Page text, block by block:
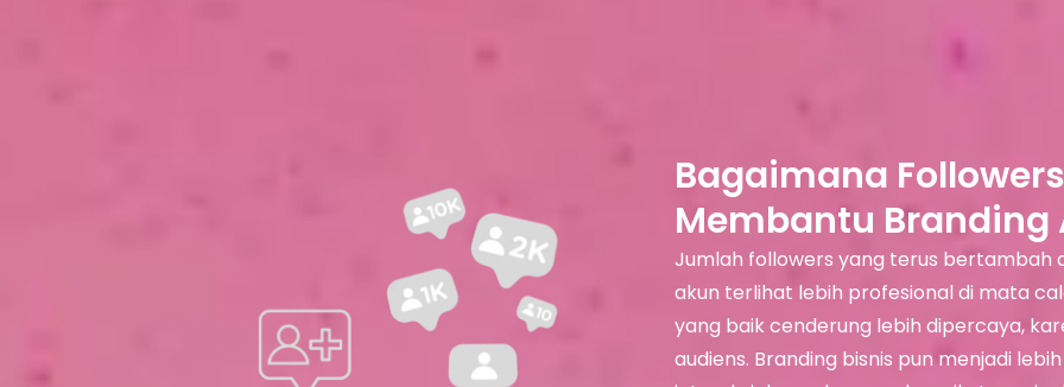
Bagaimana
Membantu Branding
Jumlah followers yang terus bertambah
akun terlihat lebih profesional di mata
yang baik cenderung lebih dipercaya,
audiens. Branding bisnis pun menjadi